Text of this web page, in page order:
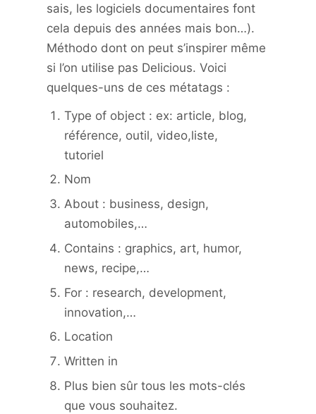
sais, les logiciels documentaires font
cela depuis des années mais bon…).
Méthodo dont on peut s’inspirer même
si l’on utilise pas Delicious. Voici
quelques-uns de ces métatags :
Type of object : ex: article, blog,
référence, outil, video,liste,
tutoriel
Nom
About : business, design,
automobiles,…
Contains : graphics, art, humor,
news, recipe,…
For : research, development,
innovation,…
Location
Written in
Plus bien sûr tous les mots-clés
que vous souhaitez.